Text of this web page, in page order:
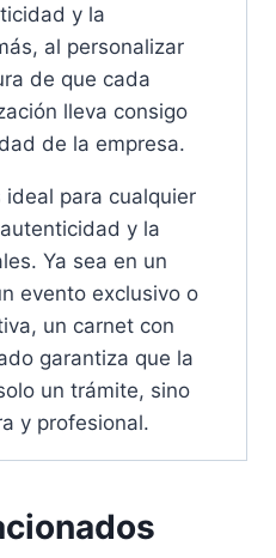
y la
al personalizar
de que cada
lleva consigo
de la empresa.
para cualquier
y la
Ya sea en un
evento exclusivo o
un carnet con
garantiza que la
un trámite, sino
y profesional.